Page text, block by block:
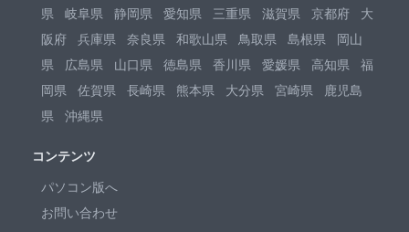
県
岐阜県 静岡県 愛知県 三重県 滋賀県 京都府
大
阪府
兵庫県 奈良県 和歌山県 鳥取県 島根県
岡山
県
広島県 山口県 徳島県 香川県 愛媛県 高知県
福
岡県
佐賀県 長崎県 熊本県 大分県 宮崎県
鹿児島
県
沖縄県
コンテンツ
パソコン版へ
お問い合わせ